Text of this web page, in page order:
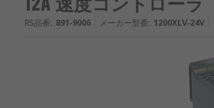
RS品番: 891-9006 メーカー型番: 1200XLV-24V